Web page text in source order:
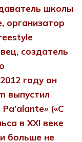
школы
организатор
создатель
году он
выпустил
(«С
в XXI веке
больше не